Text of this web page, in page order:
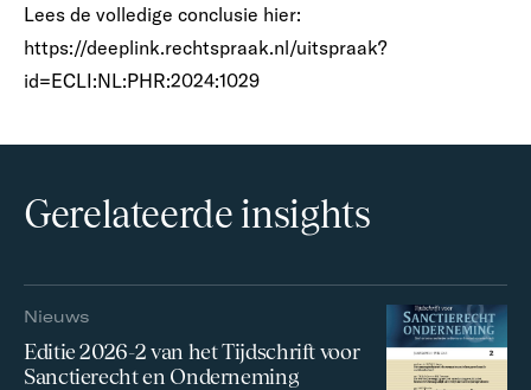
Lees de volledige conclusie hier:
https://deeplink.rechtspraak.nl/uitspraak?
id=ECLI:NL:PHR:2024:1029
Gerelateerde insights
Nieuws
Editie 2026-2 van het Tijdschrift voor
Sanctierecht en Onderneming